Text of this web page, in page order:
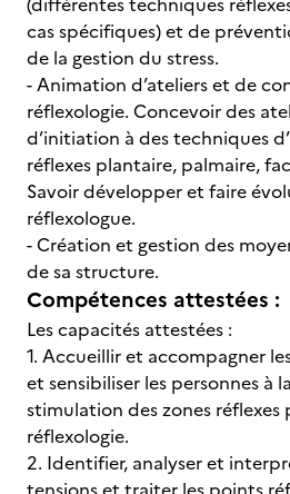
cas spécifiques) et de
de la gestion du stress.
- Animation d’ateliers et de
réflexologie. Concevoir des
d’initiation à des techniques
réflexes plantaire, palmaire,
Savoir développer et faire
réflexologue.
- Création et gestion des
de sa structure.
Compétences attestées :
Les capacités attestées :
1. Accueillir et accompagner
et sensibiliser les personnes à
stimulation des zones réflexes
réflexologie.
2. Identifier, analyser et